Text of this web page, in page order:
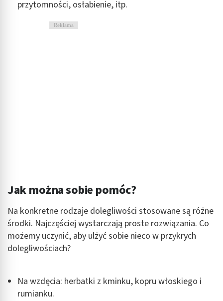
przytomności, osłabienie, itp.
Reklama
Jak można sobie pomóc?
Na konkretne rodzaje dolegliwości stosowane są różne
środki. Najczęściej wystarczają proste rozwiązania. Co
możemy uczynić, aby ulżyć sobie nieco w przykrych
dolegliwościach?
Na wzdęcia: herbatki z kminku, kopru włoskiego i
rumianku.
Cele przetwarzania inne niż IAB: